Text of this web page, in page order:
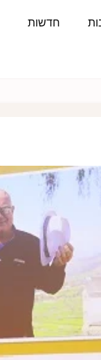
חדשות